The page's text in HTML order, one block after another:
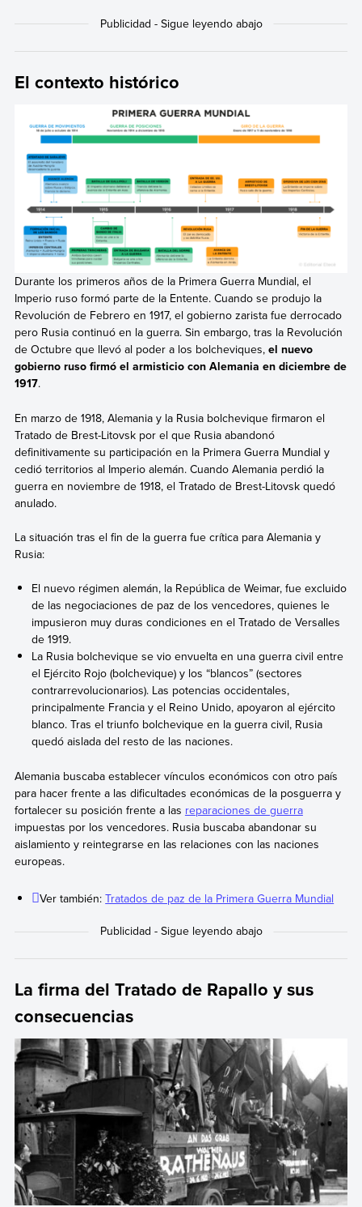
El contexto histórico
Durante los primeros años de la Primera Guerra Mundial, el
Imperio ruso formó parte de la Entente. Cuando se produjo la
Revolución de Febrero en 1917, el gobierno zarista fue derrocado
pero Rusia continuó en la guerra. Sin embargo, tras la Revolución
de Octubre que llevó al poder a los bolcheviques, el nuevo
gobierno ruso firmó el armisticio con Alemania en diciembre de
1917.
En marzo de 1918, Alemania y la Rusia bolchevique firmaron el
Tratado de Brest-Litovsk por el que Rusia abandonó
definitivamente su participación en la Primera Guerra Mundial y
cedió territorios al Imperio alemán. Cuando Alemania perdió la
guerra en noviembre de 1918, el Tratado de Brest-Litovsk quedó
anulado.
La situación tras el fin de la guerra fue crítica para Alemania y
Rusia:
El nuevo régimen alemán, la República de Weimar, fue excluido
de las negociaciones de paz de los vencedores, quienes le
impusieron muy duras condiciones en el Tratado de Versalles
de 1919.
La Rusia bolchevique se vio envuelta en una guerra civil entre
el Ejército Rojo (bolchevique) y los “blancos” (sectores
contrarrevolucionarios). Las potencias occidentales,
principalmente Francia y el Reino Unido, apoyaron al ejército
blanco. Tras el triunfo bolchevique en la guerra civil, Rusia
quedó aislada del resto de las naciones.
Alemania buscaba establecer vínculos económicos con otro país
para hacer frente a las dificultades económicas de la posguerra y
fortalecer su posición frente a las reparaciones de guerra
impuestas por los vencedores. Rusia buscaba abandonar su
aislamiento y reintegrarse en las relaciones con las naciones
europeas.
Ver también:Tratados de paz de la Primera Guerra Mundial
La firma del Tratado de Rapallo y sus
consecuencias